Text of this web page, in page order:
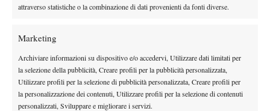
attraverso statistiche o la combinazione di dati provenienti da fonti diverse.
Marketing
Archiviare informazioni su dispositivo e/o accedervi, Utilizzare dati limitati per
la selezione della pubblicità, Creare profili per la pubblicità personalizzata,
Utilizzare profili per la selezione di pubblicità personalizzata, Creare profili per
la personalizzazione dei contenuti, Utilizzare profili per la selezione di contenuti
personalizzati, Sviluppare e migliorare i servizi.
DI TENDENZA
Atp News